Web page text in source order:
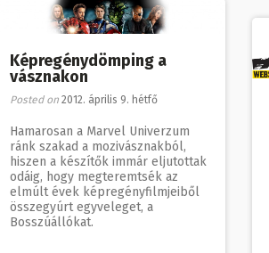
Képregénydömping a
vásznakon
Posted on 2012. április 9. hétfő
Hamarosan a Marvel Univerzum
ránk szakad a mozivásznakból,
hiszen a készítők immár eljutottak
odáig, hogy megteremtsék az
elmúlt évek képregényfilmjeiből
összegyúrt egyveleget, a
Bosszúállókat.